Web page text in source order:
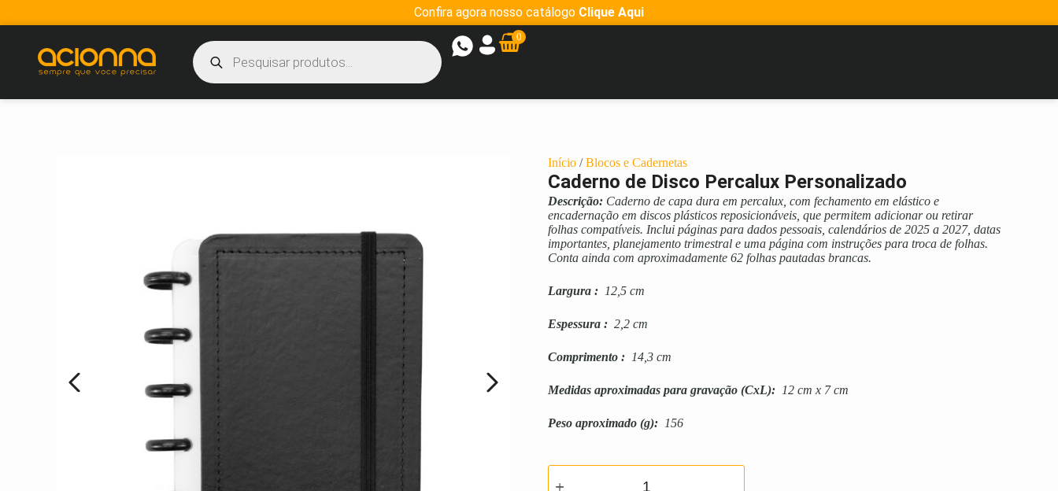
Confira agora nosso catálogo Clique Aqui
0
Início /Blocos e Cadernetas
Caderno de Disco Percalux Personalizado
Descrição: Caderno de capa dura em percalux, com fechamento em elástico e
encadernação em discos plásticos reposicionáveis, que permitem adicionar ou retirar
folhas compatíveis. Inclui páginas para dados pessoais, calendários de 2025 a 2027, datas
importantes, planejamento trimestral e uma página com instruções para troca de folhas.
Conta ainda com aproximadamente 62 folhas pautadas brancas.
Largura : 12,5 cm
Espessura : 2,2 cm
Comprimento : 14,3 cm
Medidas aproximadas para gravação (CxL): 12 cm x 7 cm
Peso aproximado (g): 156